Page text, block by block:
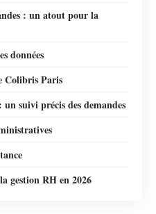
: un atout pour la
données
Colibris Paris
suivi précis des demandes
gestion RH en 2026